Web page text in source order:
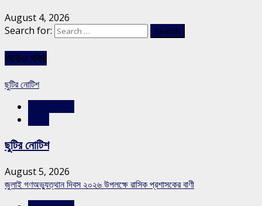
August 4, 2026
Search for:
আরও খবর
ছুটির নোটিশ
ছুটির নোটিশ
August 5, 2026
জুলাই গণঅভ্যুত্থান দিবস ২০২৬ উপলক্ষে রাসিক প্রশাসকের বাণী